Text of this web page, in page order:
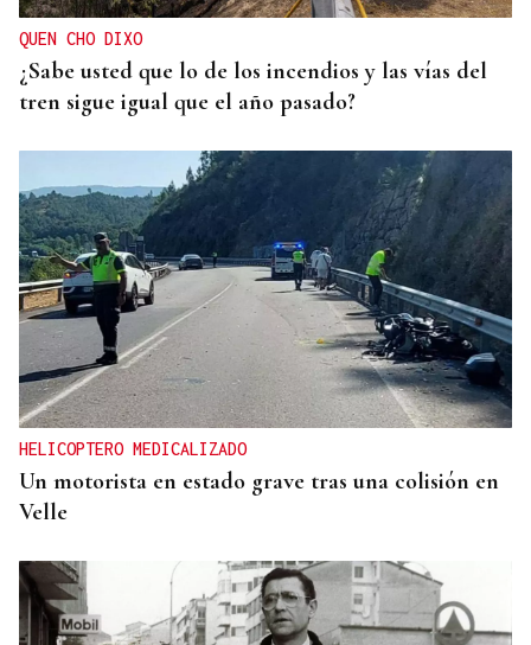
QUEN CHO DIXO
¿Sabe usted que lo de los incendios y las vías del
tren sigue igual que el año pasado?
HELICOPTERO MEDICALIZADO
Un motorista en estado grave tras una colisión en
Velle